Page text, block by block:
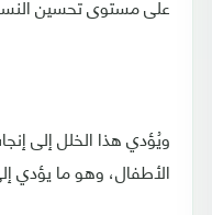
ويُؤدي هذا الخلل إلى
الأطفال، وهو ما يؤدي